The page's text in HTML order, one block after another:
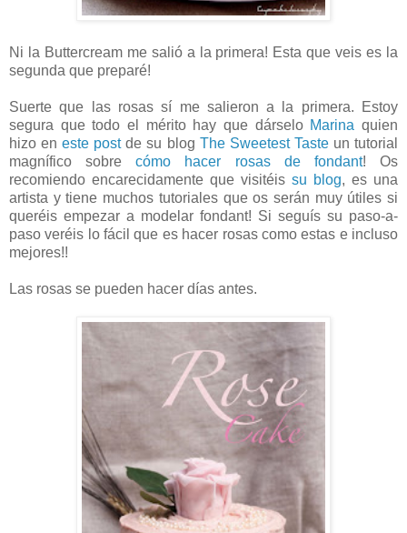
Ni la Buttercream me salió a la primera! Esta que veis es la
segunda que preparé!
Suerte que las rosas sí me salieron a la primera. Estoy
segura que todo el mérito hay que dárselo Marinaquien
hizo eneste postde su blog The Sweetest Tasteun tutorial
magnífico sobrecómo hacer rosas de fondant! Os
recomiendo encarecidamente que visitéis su blog, es una
artista y tiene muchos tutoriales que os serán muy útiles si
queréis empezar a modelar fondant! Si seguís su paso-a-
paso veréis lo fácil que es hacer rosas como estas e incluso
mejores!!
Las rosas se pueden hacer días antes.